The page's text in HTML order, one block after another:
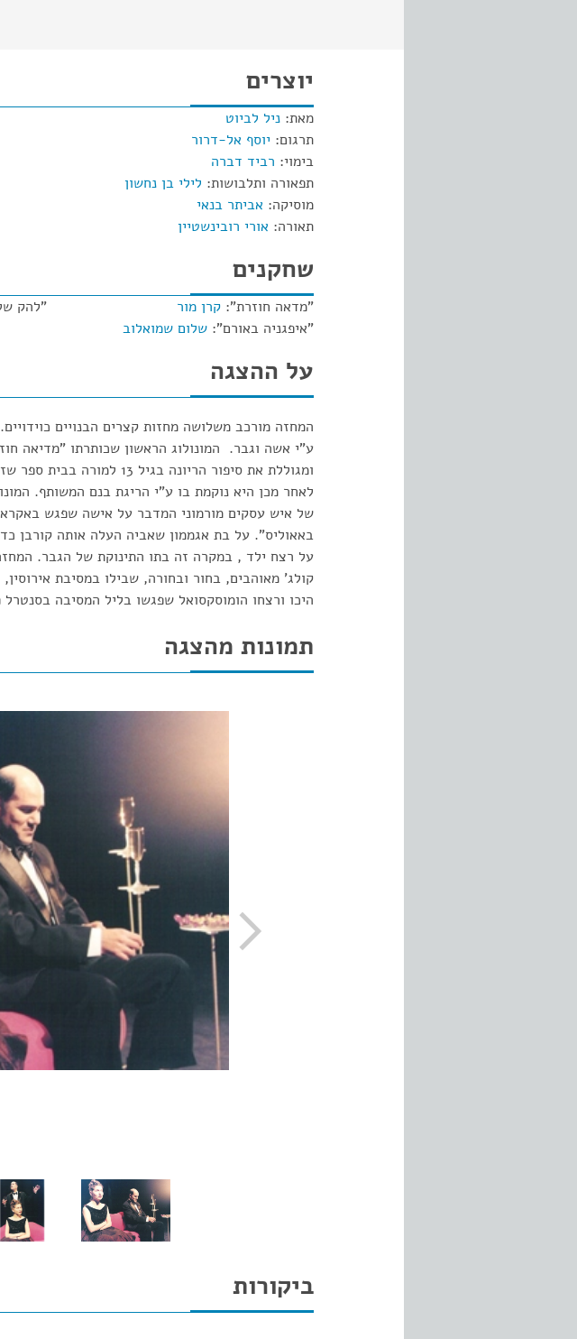
יוצרים
מאת: ניל לביוט
תרגום: יוסף אל-דרור
בימוי: רביד דברה
תפאורה ותלבושות: לילי בן נחשון
מוסיקה: אביתר בנאי
תאורה: אורי רובינשטיין
שחקנים
"מדאה חוזרת": קרן מור
"איפגניה באורם": שלום שמואלוב
"להק
על ההצגה
המחזה מורכב משלושה מחזות קצרים הבנויים
ע"י אשה וגבר. המונולוג הראשון שכותרתו "מדיאה
ומגוללת את סיפור הריונה
לאחר מכן היא נוקמת בו ע"י הריגת בנם המשותף.
של איש עסקים מורמוני המדבר על אישה שפגש
באאוליס". על בת אגממון שאביה העלה אותה קורבן
על רצח ילד , במקרה זה בתו התינוקת של הגבר.
קולג' מאוהבים, בחור ובחורה, שבילו במסיבת
היכו ורצחו הומוסקסואל שפגשו בליל המסיבה
תמונות מהצגה
ביקורות